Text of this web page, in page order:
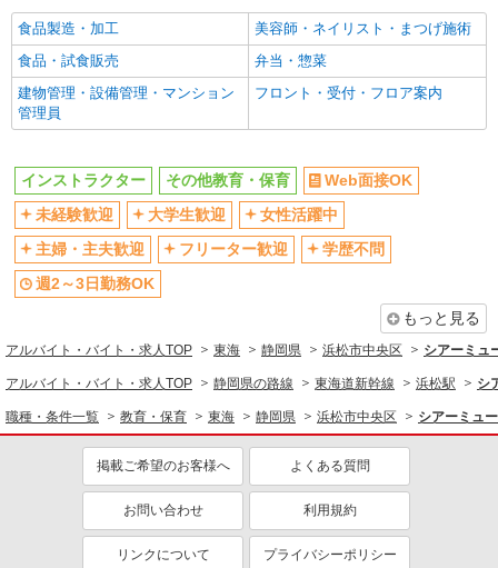
食品製造・加工
美容師・ネイリスト・まつげ施術
食品・試食販売
弁当・惣菜
建物管理・設備管理・マンション
管理員
フロント・受付・フロア案内
インストラクター その他教育・保育
Web面接OK
未経験歓迎
大学生歓迎
女性活躍中
主婦・主夫歓迎
フリーター歓迎
学歴不問
週2～3日勤務OK
もっと見る
アルバイト・バイト・求人TOP 東海 静岡県 浜松市中央区 シアーミュ
アルバイト・バイト・求人TOP 静岡県の路線 東海道新幹線 浜松駅 シ
職種・条件一覧 教育・保育 東海 静岡県 浜松市中央区 シアーミュ
掲載ご希望のお客様へ よくある質問
お問い合わせ 利用規約
リンクについて プライバシーポリシー